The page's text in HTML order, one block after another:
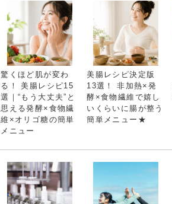
驚くほど肌が変わ
る！ 美腸レシピ15
選｜“もう大丈夫”と
思える発酵×食物繊
維×オリゴ糖の簡単
メニュー
美腸レシピ決定版
13選！ 非加熱×発
酵×食物繊維で嬉し
いくらいに腸が整う
簡単メニュー★